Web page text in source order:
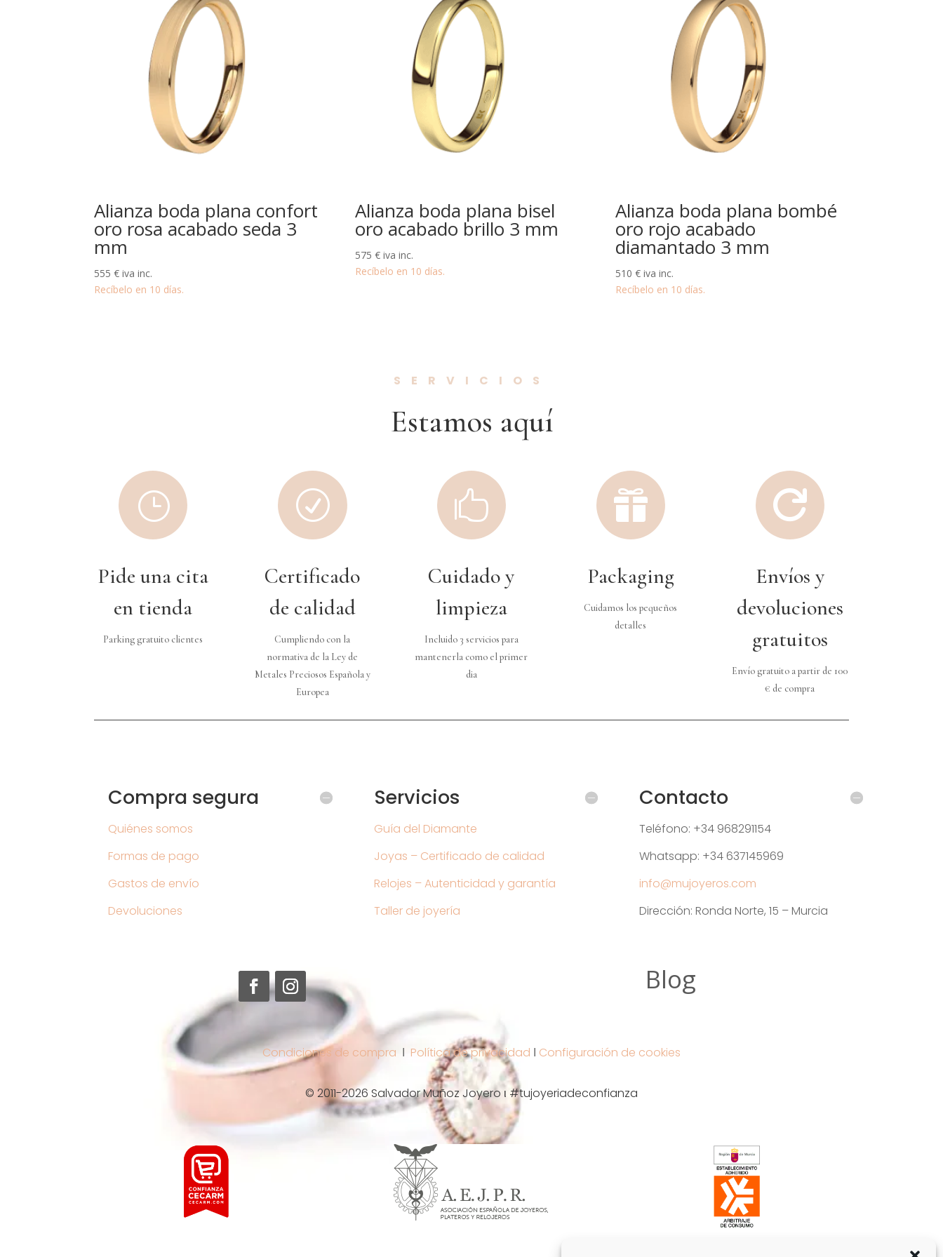
Alianza boda plana confort
oro rosa acabado seda 3
mm
555€ iva inc.
Recíbelo en 10 días.
Alianza boda plana bisel
oro acabado brillo 3 mm
575 € iva inc.
Recíbelo en 10 días.
Alianza boda plana bombé
oro rojo acabado
diamantado 3 mm
510€ iva inc.
Recíbelo en 10 días.
SERVICIOS
Estamos aquí
}
Pide una cita
en tienda
Parking gratuito clientes
R
Certificado
de calidad
Cumpliendo con la
normativa de la Ley de
Metales Preciosos Española y
Europea

Cuidado y
limpieza
Incluido 3 servicios para
mantenerla como el primer
dia

Packaging
Cuidamos los pequeños
detalles

Envíos y
devoluciones
gratuitos
Envío gratuito a partir de 100
€ de compra
Compra segura
Quiénes somos
Formas de pago
Gastos de envío
Devoluciones
Servicios
Guía del Diamante
Joyas – Certificado de calidad
Relojes – Autenticidad y garantía
Taller de joyería
Contacto
Teléfono: +34 968291154
Whatsapp: +34 637145969
info@mujoyeros.com
Dirección: Ronda Norte, 15 – Murcia
Blog
Condiciones de compra Ι Política de privacidad Ι Configuración de cookies
© 2011-2026 Salvador Muñoz Joyero ι #tujoyeriadeconfianza